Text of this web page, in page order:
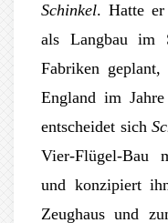
Schinkel. Hatte er
als Langbau im
Fabriken
England im
entscheidet sich
Vier-Flügel-Bau
und konzipiert
Zeughaus und